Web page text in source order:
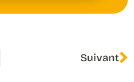
Suivant